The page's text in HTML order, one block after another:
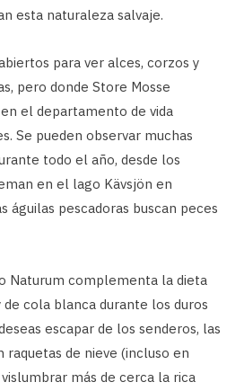
esta naturaleza salvaje.
para ver alces, corzos y
pero donde Store Mosse
el departamento de vida
Se pueden observar muchas
todo el año, desde los
en el lago Kävsjön en
águilas pescadoras buscan peces
Naturum complementa la dieta
de cola blanca durante los duros
escapar de los senderos, las
raquetas de nieve (incluso en
más de cerca la rica